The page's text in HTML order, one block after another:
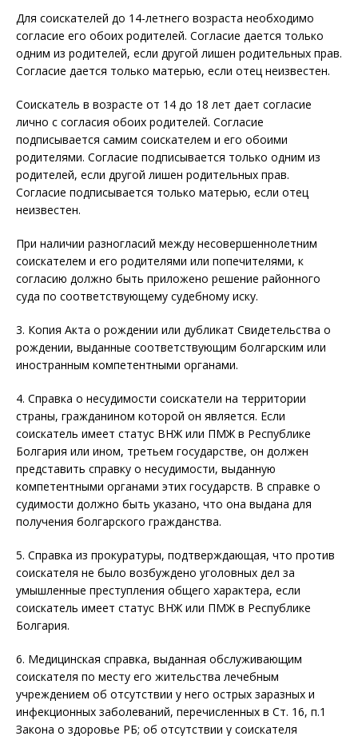
Для соискателей до 14-летнего возраста необходимо
согласие его обоих родителей. Согласие дается только
одним из родителей, если другой лишен родительных прав.
Согласие дается только матерью, если отец неизвестен.
Соискатель в возрасте от 14 до 18 лет дает согласие
лично с согласия обоих родителей. Согласие
подписывается самим соискателем и его обоими
родителями. Согласие подписывается только одним из
родителей, если другой лишен родительных прав.
Согласие подписывается только матерью, если отец
неизвестен.
При наличии разногласий между несовершеннолетним
соискателем и его родителями или попечителями, к
согласию должно быть приложено решение районного
суда по соответствующему судебному иску.
3. Копия Акта о рождении или дубликат Свидетельства о
рождении, выданные соответствующим болгарским или
иностранным компетентными органами.
4. Справка о несудимости соискатели на территории
страны, гражданином которой он является. Если
соискатель имеет статус ВНЖ или ПМЖ в Республике
Болгария или ином, третьем государстве, он должен
представить справку о несудимости, выданную
компетентными органами этих государств. В справке о
судимости должно быть указано, что она выдана для
получения болгарского гражданства.
5. Справка из прокуратуры, подтверждающая, что против
соискателя не было возбуждено уголовных дел за
умышленные преступления общего характера, если
соискатель имеет статус ВНЖ или ПМЖ в Республике
Болгария.
6. Медицинская справка, выданная обслуживающим
соискателя по месту его жительства лечебным
учреждением об отсутствии у него острых заразных и
инфекционных заболеваний, перечисленных в Ст. 16, п.1
Закона о здоровье РБ; об отсутствии у соискателя